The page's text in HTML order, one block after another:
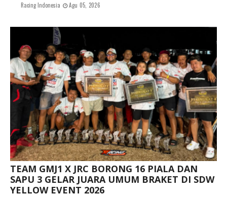
Racing Indonesia Agu 05, 2026
TEAM GMJ1 X JRC BORONG 16 PIALA DAN
SAPU 3 GELAR JUARA UMUM BRAKET DI SDW
YELLOW EVENT 2026